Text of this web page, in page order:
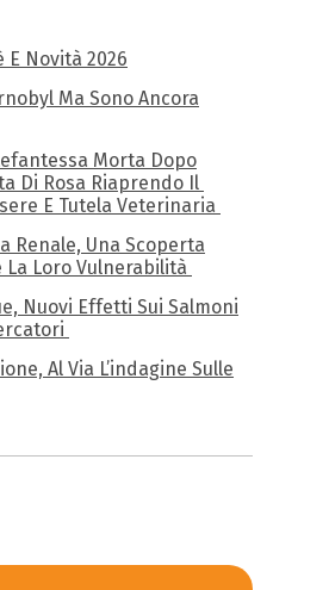
E Novità 2026
Ma Sono Ancora
Morta Dopo
Di Rosa Riaprendo Il
E Tutela Veterinaria
Renale, Una Scoperta
Loro Vulnerabilità
Nuovi Effetti Sui Salmoni
Al Via L’indagine Sulle